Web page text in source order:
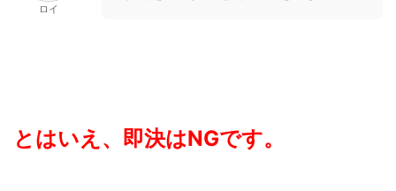
ロイ
とはいえ、即決はNGです。